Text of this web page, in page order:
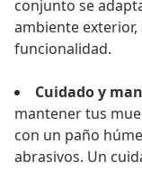
conjunto se
ambiente
funcionalidad.
Cuidado y
mantener tus
con un paño
abrasivos. Un